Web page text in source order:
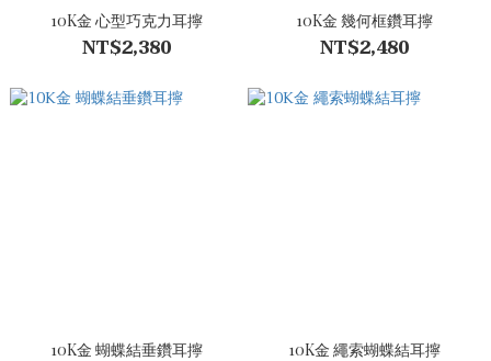
10K金 心型巧克力耳擰
NT$2,380
10K金 幾何框鑽耳擰
NT$2,480
10K金 蝴蝶結垂鑽耳擰 10K金 繩索蝴蝶結耳擰